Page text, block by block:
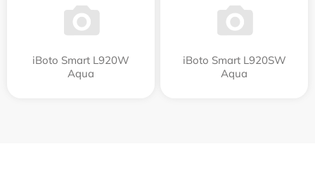
iBoto Smart L920W
Aqua
iBoto Smart L920SW
Aqua